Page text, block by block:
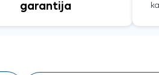
garantija